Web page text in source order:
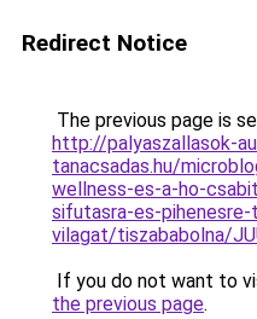
Redirect Notice
The previous page is
http://palyaszallasok-
tanacsadas.hu/
wellness-es-a-ho-
sifutasra-es-
vilagat/tiszababolna/
If you do not want to
the previous page.